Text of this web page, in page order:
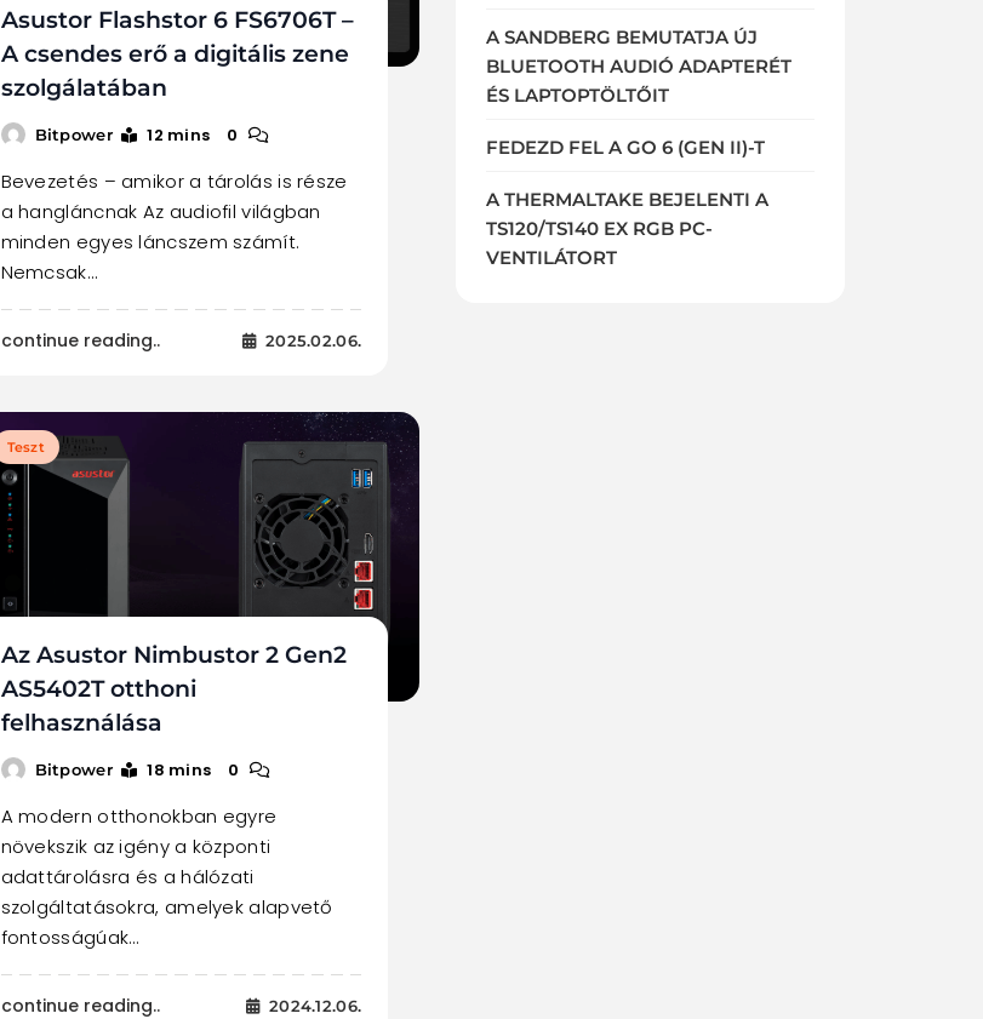
Asustor Flashstor 6 FS6706T –
A csendes erő a digitális zene
szolgálatában
Bitpower 12 mins 0
Bevezetés – amikor a tárolás is része
a hangláncnak Az audiofil világban
minden egyes láncszem számít.
Nemcsak…
continue reading.. 2025.02.06.
Teszt
Az Asustor Nimbustor 2 Gen2
AS5402T otthoni
felhasználása
Bitpower 18 mins 0
A modern otthonokban egyre
növekszik az igény a központi
adattárolásra és a hálózati
szolgáltatásokra, amelyek alapvető
fontosságúak…
continue reading.. 2024.12.06.
A SANDBERG BEMUTATJA ÚJ
BLUETOOTH AUDIÓ ADAPTERÉT
ÉS LAPTOPTÖLTŐIT
FEDEZD FEL A GO 6 (GEN II)-T
A THERMALTAKE BEJELENTI A
TS120/TS140 EX RGB PC-
VENTILÁTORT